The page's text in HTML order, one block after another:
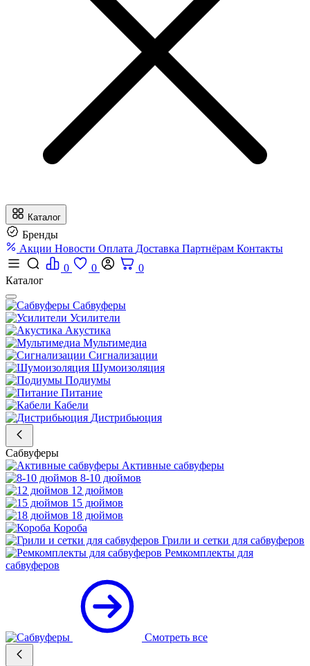
Каталог
Бренды
Акции Новости Оплата Доставка Партнёрам Контакты
0
0
0
Каталог
Сабвуферы
Усилители
Акустика
Мультимедиа
Сигнализации
Шумоизоляция
Подиумы
Питание
Кабели
Дистрибьюция
Сабвуферы
Активные сабвуферы
8-10 дюймов
12 дюймов
15 дюймов
18 дюймов
Короба
Грили и сетки для сабвуферов
Ремкомплекты для
сабвуферов
Смотреть все